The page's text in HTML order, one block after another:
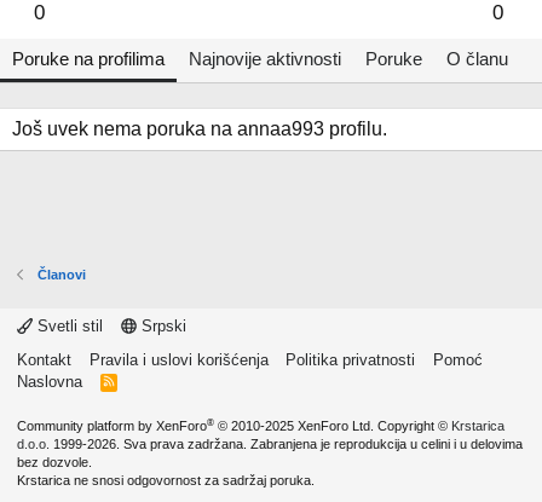
0 0
Poruke na profilima Najnovije aktivnosti Poruke O članu
Još uvek nema poruka na annaa993 profilu.
Članovi
Svetli stil
Srpski
Kontakt
Pravila i uslovi korišćenja Politika privatnosti
Pomoć
Naslovna
R
Community platform by XenForo® © 2010-2025 XenForo Ltd. Copyright © Krstarica
d.o.o. 1999-2026. Sva prava zadržana. Zabranjena je reprodukcija u celini i u delovima
bez dozvole.
Krstarica ne snosi odgovornost za sadržaj poruka.